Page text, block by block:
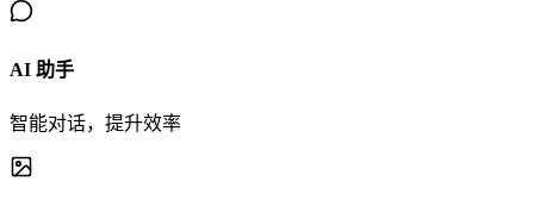
AI 助手
智能对话，提升效率